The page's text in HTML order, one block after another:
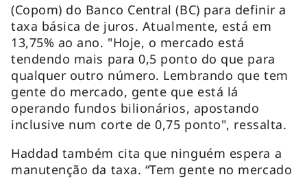
(Copom) do Banco Central (BC) para definir a
taxa básica de juros. Atualmente, está em
13,75% ao ano. "Hoje, o mercado está
tendendo mais para 0,5 ponto do que para
qualquer outro número. Lembrando que tem
gente do mercado, gente que está lá
operando fundos bilionários, apostando
inclusive num corte de 0,75 ponto", ressalta.
Haddad também cita que ninguém espera a
manutenção da taxa. “Tem gente no mercado